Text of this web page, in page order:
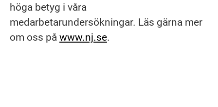
höga betyg i våra
medarbetarundersökningar. Läs gärna mer
om oss på www.nj.se.